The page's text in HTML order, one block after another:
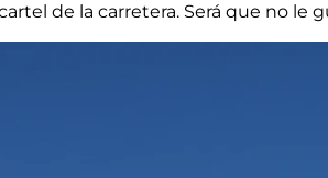
de la carretera. Será que no le